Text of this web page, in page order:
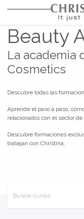
Beauty
La academia
Cosmetics
Descubre todas las
Aprende el paso a paso,
relacionados con el sector
Descubre formaciones
trabajan con Christina.